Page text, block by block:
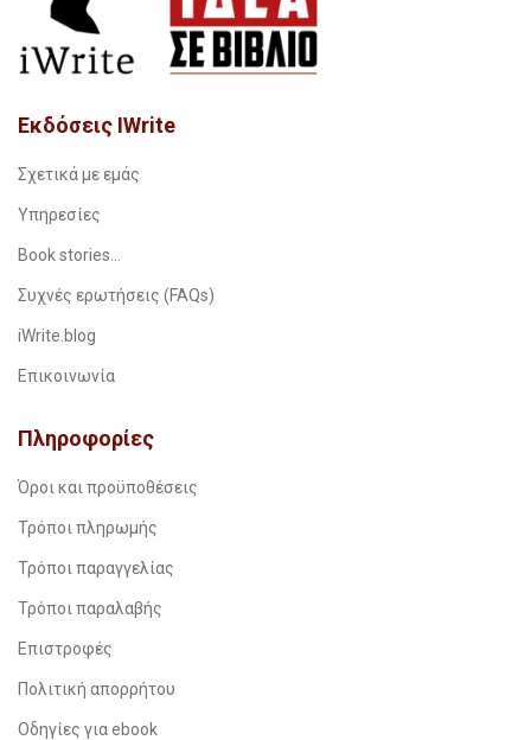
Εκδόσεις IWrite
Σχετικά με εμάς
Υπηρεσίες
Book stories…
Συχνές ερωτήσεις (FAQs)
iWrite.blog
Επικοινωνία
Πληροφορίες
Όροι και προϋποθέσεις
Τρόποι πληρωμής
Τρόποι παραγγελίας
Τρόποι παραλαβής
Επιστροφές
Πολιτική απορρήτου
Οδηγίες για ebook